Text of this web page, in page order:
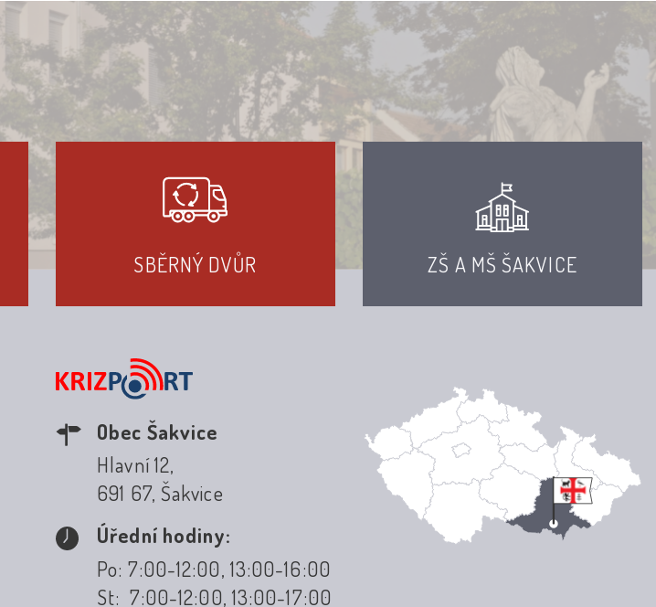
SBĚRNÝ DVŮR ZŠ A MŠ ŠAKVICE
Obec Šakvice
Hlavní 12,
691 67, Šakvice
Úřední hodiny:
Po: 7:00-12:00, 13:00-16:00
St: 7:00-12:00, 13:00-17:00